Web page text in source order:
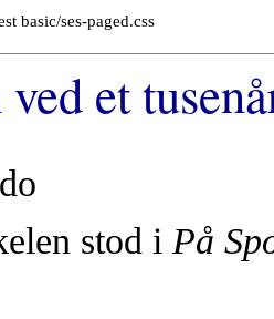
basic/ses-paged.css
et
stod i På